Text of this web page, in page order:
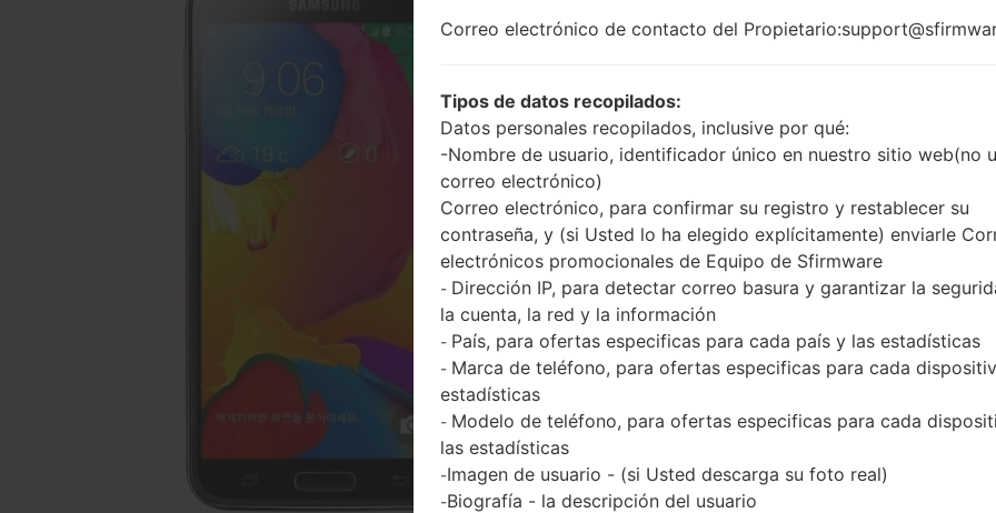
SAMSUNGGALAXY S5 PRIME
G906S_1_20170104162613_zteuy3xc59_fac.zip
Descargue la última actualización de firmware
verificar si el número de modelo de su teléfono
indicado % MODEL%. El código del firmware
versión PDA G906SKSU1CPL1 y la versión
G906SKSU1CPK2. La versión del sistema
6.0.1. Tutorial completo sobre cómo actualizar el
NOMBRE DE
ARCHIVO
SM-G906S_1_20170104162613_z
teuy3xc59_fac
EL TAMAÑO DEL
2.31 GiB
SISTEMA
OPERATIVO
Android Marshmallow 6.0.1
Correo electrónico de contacto del
Tipos de datos recopilados:
Datos personales recopilados, inclusive por qué:
-Nombre de usuario, identificador único en nuestro sitio web(no
correo electrónico)
Correo electrónico, para confirmar su registro y restablecer su
contraseña, y (si Usted lo ha elegido explícitamente) enviarle
electrónicos promocionales de Equipo de Sfirmware
- Dirección IP, para detectar correo basura y garantizar la
la cuenta, la red y la información
- País, para ofertas especificas para cada país y las estadísticas
- Marca de teléfono, para ofertas especificas para cada
estadísticas
- Modelo de teléfono, para ofertas especificas para cada
las estadísticas
-Imagen de usuario - (si Usted descarga su foto real)
-Biografía - la descripción del usuario